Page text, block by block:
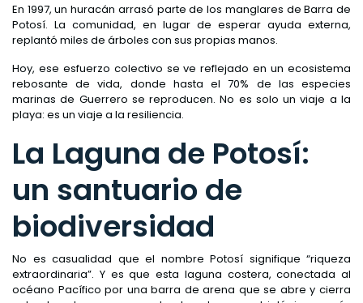
En 1997, un huracán arrasó parte de los manglares de Barra de
Potosí. La comunidad, en lugar de esperar ayuda externa,
replantó miles de árboles con sus propias manos.
Hoy, ese esfuerzo colectivo se ve reflejado en un ecosistema
rebosante de vida, donde hasta el 70% de las especies
marinas de Guerrero se reproducen. No es solo un viaje a la
playa: es un viaje a la resiliencia.
La Laguna de Potosí:
un santuario de
biodiversidad
No es casualidad que el nombre Potosí signifique “riqueza
extraordinaria”. Y es que esta laguna costera, conectada al
océano Pacífico por una barra de arena que se abre y cierra